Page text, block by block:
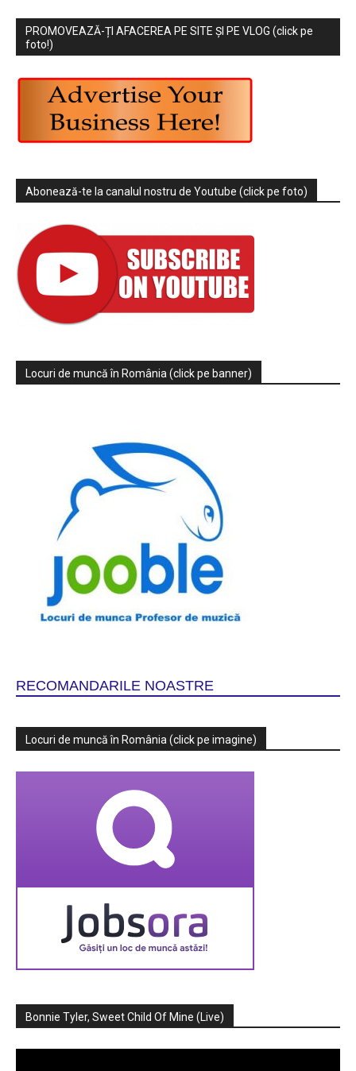
PROMOVEAZĂ-ȚI AFACEREA PE SITE ȘI PE VLOG (click pe
foto!)
Abonează-te la canalul nostru de Youtube (click pe foto)
Locuri de muncă în România (click pe banner)
RECOMANDARILE NOASTRE
Locuri de muncă în România (click pe imagine)
Bonnie Tyler, Sweet Child Of Mine (Live)